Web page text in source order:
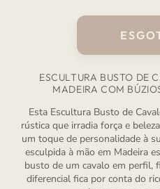
ESCULTURA BUSTO DE
MADEIRA COM
Esta Escultura Busto de
rústica que irradia força e
um toque de personalidade à
esculpida à mão em Madeira
busto de um cavalo em perfil,
diferencial fica por conta do